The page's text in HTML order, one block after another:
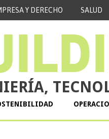
Y DERECHO SALUD